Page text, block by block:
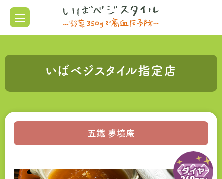
いばベジスタイル指定店
五鐵 夢境庵